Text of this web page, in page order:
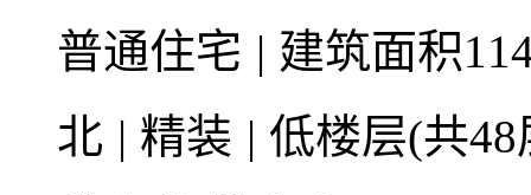
普通住宅 | 建筑面积
北 | 精装 | 低楼层(共